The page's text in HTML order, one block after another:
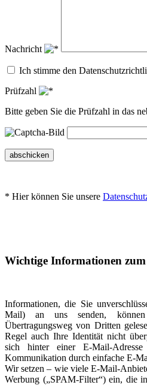
Nachricht
Ich stimme den
Prüfzahl
Bitte geben Sie die Prüfzahl in das
abschicken
* Hier können Sie unsere
Wichtige Informationen
Informationen, die Sie
Mail) an uns senden,
Übertragungsweg von Dritten
Regel auch Ihre Identität nicht
sich hinter einer E-Mail-Adresse
Kommunikation durch einfache E-
Wir setzen – wie viele E-Mail-
Werbung („SPAM-Filter“) ein, die